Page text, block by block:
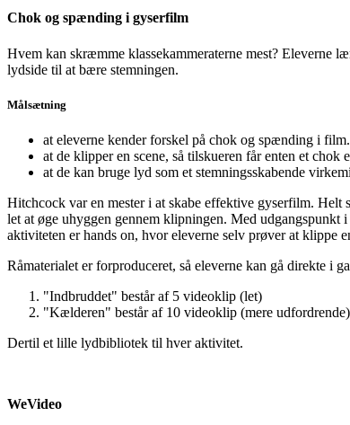
Chok og spænding i gyserfilm
Hvem kan skræmme klassekammeraterne mest? Eleverne
lydside til at bære stemningen.
Målsætning
at eleverne kender forskel på chok og spænding i film.
at de klipper en scene, så tilskueren får enten et chok
at de kan bruge lyd som et stemningsskabende
Hitchcock var en mester i at skabe effektive gyserfilm.
let at øge uhyggen gennem klipningen. Med
aktiviteten er hands on, hvor eleverne selv prøver at klippe
Råmaterialet er forproduceret, så eleverne kan gå direkte i
"Indbruddet" består af 5 videoklip (let)
"Kælderen" består af 10 videoklip (mere udfordrende)
Dertil et lille lydbibliotek til hver aktivitet.
WeVideo